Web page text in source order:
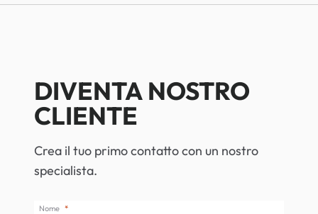
DIVENTA NOSTRO
CLIENTE
Crea il tuo primo contatto con un nostro
specialista.
Nome